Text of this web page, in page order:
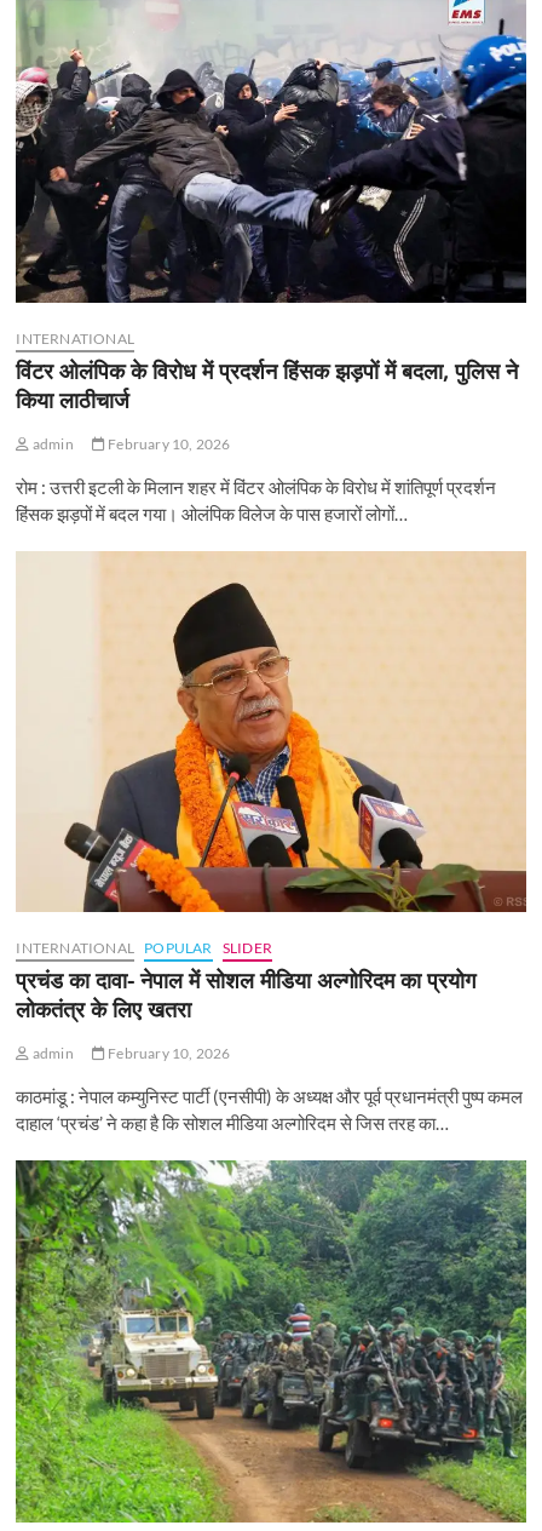
INTERNATIONAL
विंटर ओलंपिक के विरोध में प्रदर्शन हिंसक झड़पों में बदला, पुलिस ने
किया लाठीचार्ज
admin February 10, 2026
रोम : उत्तरी इटली के मिलान शहर में विंटर ओलंपिक के विरोध में शांतिपूर्ण प्रदर्शन
हिंसक झड़पों में बदल गया। ओलंपिक विलेज के पास हजारों लोगों…
INTERNATIONAL POPULAR SLIDER
प्रचंड का दावा- नेपाल में सोशल मीडिया अल्गोरिदम का प्रयोग
लोकतंत्र के लिए खतरा
admin February 10, 2026
काठमांडू : नेपाल कम्युनिस्ट पार्टी (एनसीपी) के अध्यक्ष और पूर्व प्रधानमंत्री पुष्प कमल
दाहाल ‘प्रचंड’ ने कहा है कि सोशल मीडिया अल्गोरिदम से जिस तरह का…